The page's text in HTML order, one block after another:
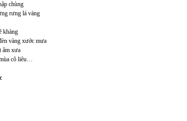
chùng
rưng lá vàng
khàng
vàng xước mưa
âm xưa
cô liêu…